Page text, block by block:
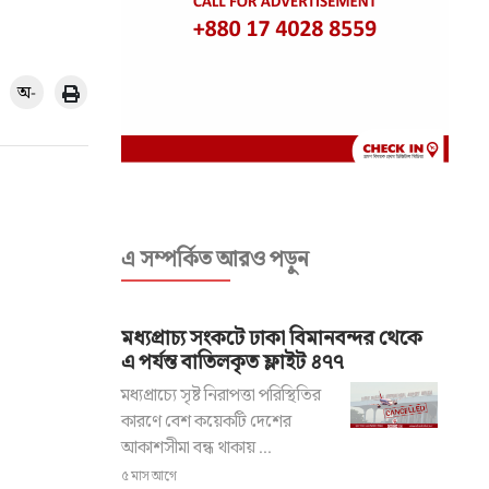
অ-
এ সম্পর্কিত আরও পড়ুন
মধ্যপ্রাচ্য সংকটে ঢাকা বিমানবন্দর থেকে
এ পর্যন্ত বাতিলকৃত ফ্লাইট ৪৭৭
মধ্যপ্রাচ্যে সৃষ্ট নিরাপত্তা পরিস্থিতির
কারণে বেশ কয়েকটি দেশের
আকাশসীমা বন্ধ থাকায় ...
৫ মাস আগে